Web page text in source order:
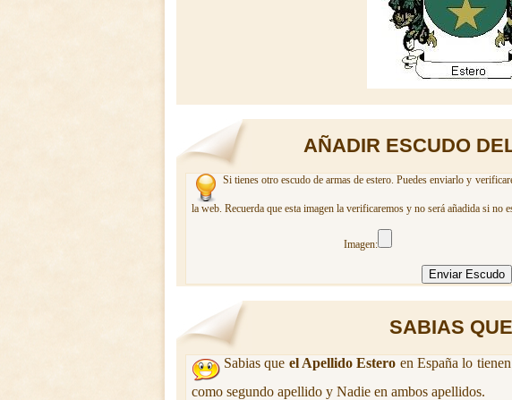
AÑADIR ESCUDO
Si tienes otro escudo de armas de estero. Puedes enviarlo y
la web. Recuerda que esta imagen la verificaremos y no será añadida si no
Imagen:
SABIAS
Sabias que el Apellido Estero en España lo
como segundo apellido y Nadie en ambos apellidos.